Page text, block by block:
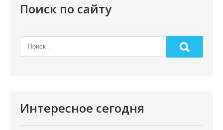
Поиск по сайту
Интересное сегодня